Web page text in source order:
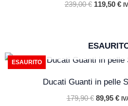
239,00€ 119,50 €
ESAURITO
Ducati Guanti in pelle
179,90€
Il
prezzo
era:
179,90 €.
89,95 €
Il
è: